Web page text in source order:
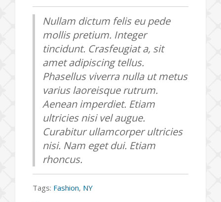
Nullam dictum felis eu pede
mollis pretium. Integer
tincidunt. Crasfeugiat a, sit
amet adipiscing tellus.
Phasellus viverra nulla ut metus
varius laoreisque rutrum.
Aenean imperdiet. Etiam
ultricies nisi vel augue.
Curabitur ullamcorper ultricies
nisi. Nam eget dui. Etiam
rhoncus.
Tags: Fashion, NY